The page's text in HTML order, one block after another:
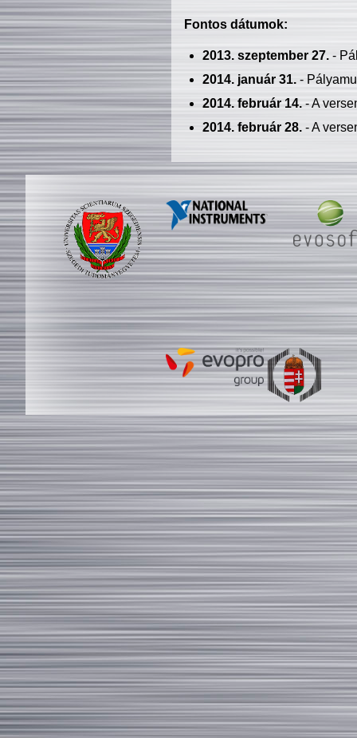
Fontos dátumok:
2013. szeptember 27.-
2014. január 31.-
2014. február 14.- A
2014. február 28.- A